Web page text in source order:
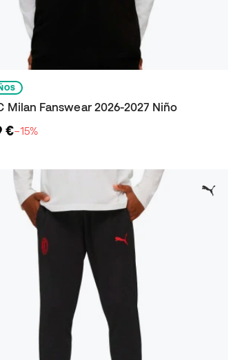
Milan Fanswear 2026-2027 Niño
€−15%